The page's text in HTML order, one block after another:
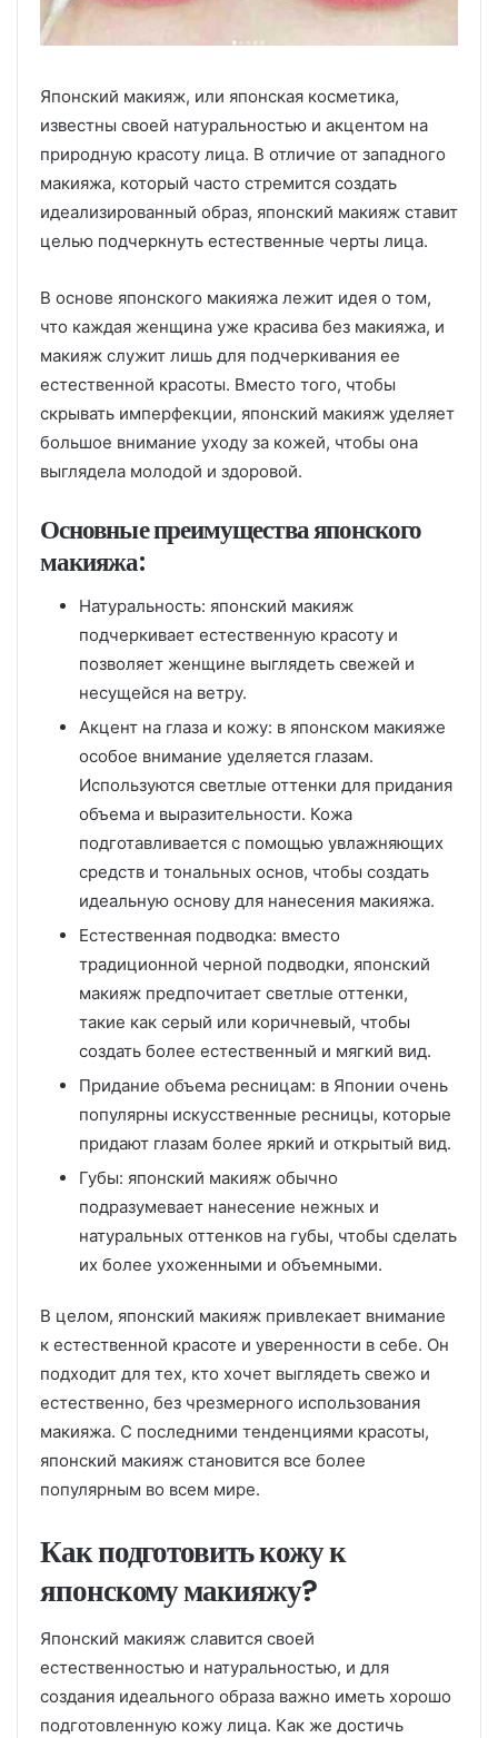
Японский макияж, или японская косметика,
известны своей натуральностью и акцентом на
природную красоту лица. В отличие от западного
макияжа, который часто стремится создать
идеализированный образ, японский макияж ставит
целью подчеркнуть естественные черты лица.
В основе японского макияжа лежит идея о том,
что каждая женщина уже красива без макияжа, и
макияж служит лишь для подчеркивания ее
естественной красоты. Вместо того, чтобы
скрывать имперфекции, японский макияж уделяет
большое внимание уходу за кожей, чтобы она
выглядела молодой и здоровой.
Основные преимущества японского
макияжа:
Натуральность: японский макияж
подчеркивает естественную красоту и
позволяет женщине выглядеть свежей и
несущейся на ветру.
Акцент на глаза и кожу: в японском макияже
особое внимание уделяется глазам.
Используются светлые оттенки для придания
объема и выразительности. Кожа
подготавливается с помощью увлажняющих
средств и тональных основ, чтобы создать
идеальную основу для нанесения макияжа.
Естественная подводка: вместо
традиционной черной подводки, японский
макияж предпочитает светлые оттенки,
такие как серый или коричневый, чтобы
создать более естественный и мягкий вид.
Придание объема ресницам: в Японии очень
популярны искусственные ресницы, которые
придают глазам более яркий и открытый вид.
Губы: японский макияж обычно
подразумевает нанесение нежных и
натуральных оттенков на губы, чтобы сделать
их более ухоженными и объемными.
В целом, японский макияж привлекает внимание
к естественной красоте и уверенности в себе. Он
подходит для тех, кто хочет выглядеть свежо и
естественно, без чрезмерного использования
макияжа. С последними тенденциями красоты,
японский макияж становится все более
популярным во всем мире.
Как подготовить кожу к
японскому макияжу?
Японский макияж славится своей
естественностью и натуральностью, и для
создания идеального образа важно иметь хорошо
подготовленную кожу лица. Как же достичь